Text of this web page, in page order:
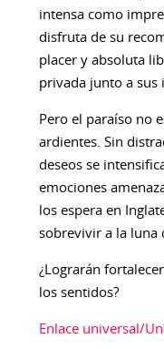
intensa como
disfruta de su
placer y absoluta
privada junto a sus
Pero el paraíso no
ardientes. Sin
deseos se
emociones
los espera en
sobrevivir a la luna
¿Lograrán
los sentidos?
Enlace universal/